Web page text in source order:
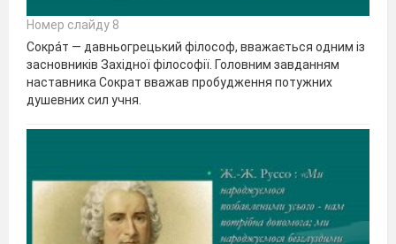
Номер слайду 8
Сокра́т — давньогрецький філософ, вважається одним із
засновників Західної філософії. Головним завданням
наставника Сократ вважав пробудження потужних
душевних сил учня.